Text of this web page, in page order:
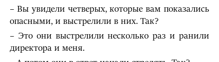
– Вы увидели четверых, которые вам показались
опасными, и выстрелили в них. Так?
– Это они выстрелили несколько раз и ранили
директора и меня.